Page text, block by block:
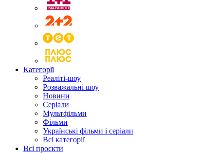
Категорії
Реаліті-шоу
Розважальні шоу
Новини
Серіали
Мультфільми
Фільми
Українські фільми і серіали
Всі категорії
Всі проєкти